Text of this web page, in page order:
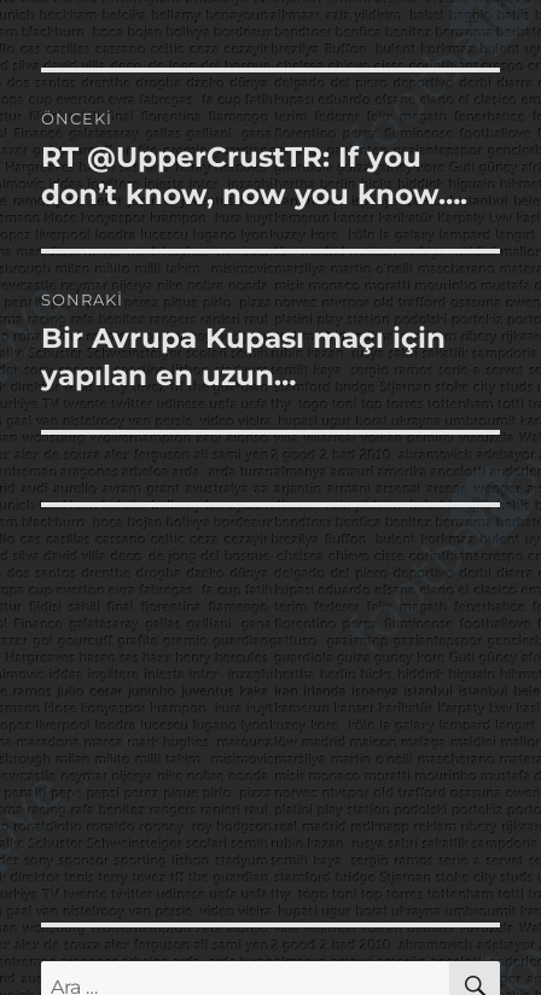
Yazı
gezinmesi
ÖNCEKI
Önceki
yazı:
RT @UpperCrustTR: If you
don’t know, now you know….
SONRAKI
Sonraki
yazı:
Bir Avrupa Kupası maçı için
yapılan en uzun…
Ara: